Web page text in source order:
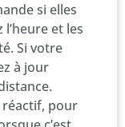
si elles
et les
Si votre
à jour
réactif, pour